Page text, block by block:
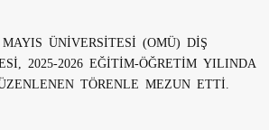
ÜNİVERSİTESİ (OMÜ) DİŞ
2025-2026 EĞİTİM-ÖĞRETİM YILINDA
TÖRENLE MEZUN ETTİ.